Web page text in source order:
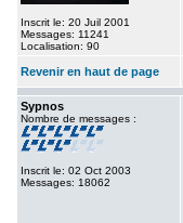
Inscrit le: 20 Juil 2001
Messages: 11241
Localisation: 90
Revenir en haut de page
Sypnos
Nombre de messages :
Inscrit le: 02 Oct 2003
Messages: 18062